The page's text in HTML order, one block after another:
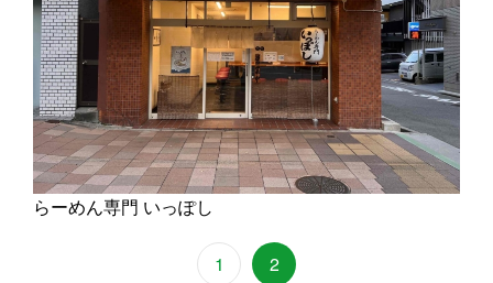
らーめん専門 いっぽし
1 2